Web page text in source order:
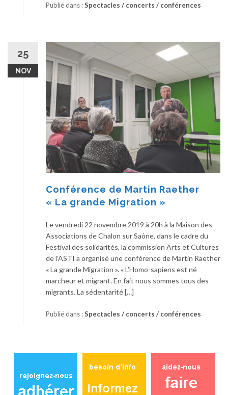
Publié dans :Spectacles / concerts / conférences
25
NOV
Conférence de Martin Raether
« La grande Migration »
Le vendredi 22 novembre 2019 à 20h à la Maison des
Associations de Chalon sur Saône, dans le cadre du
Festival des solidarités, la commission Arts et Cultures
de l’ASTI a organisé une conférence de Martin Raether
« La grande Migration ». « L’Homo-sapiens est né
marcheur et migrant. En fait nous sommes tous des
migrants. La sédentarité […]
Publié dans :Spectacles / concerts / conférences